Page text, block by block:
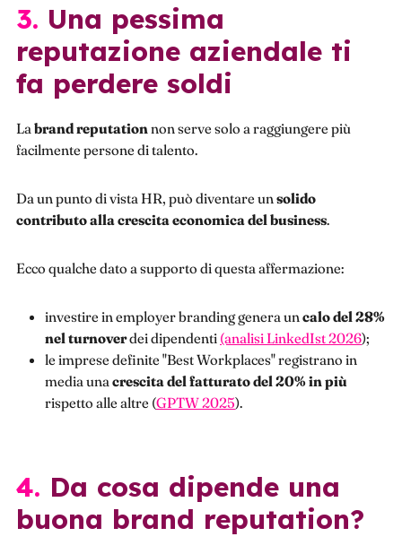
3. Una pessima
reputazione aziendale ti
fa perdere soldi
Labrand reputationnon serve solo a raggiungere più
facilmente persone di talento.
Da un punto di vista HR, può diventare unsolido
contributo alla crescita economica delbusiness.
Ecco qualche dato a supporto di questa affermazione:
investire in employer branding genera uncalo del 28%
nel turnoverdei dipendenti (analisi LinkedIst 2026);
le imprese definite "Best Workplaces" registrano in
media unacrescita del fatturato del 20% in più
rispetto alle altre (GPTW 2025).
4. Da cosa dipende una
buona brand reputation?